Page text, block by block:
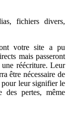
fichiers divers,
votre site a pu
mais passeront
réécriture. Leur
être nécessaire de
pour leur signifier le
des pertes, même